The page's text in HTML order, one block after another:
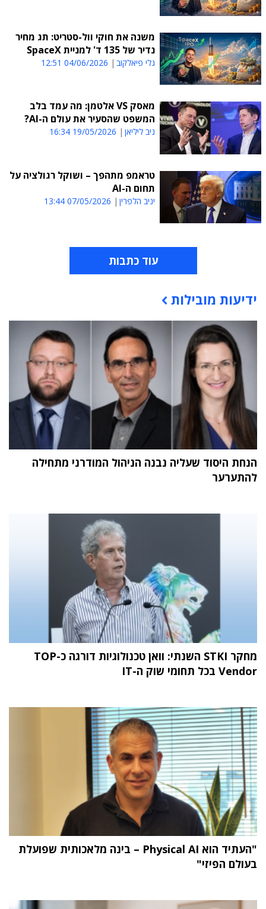
משנה את חוקי וול-סטריט: תג מחיר
נדיר של 135 ד' למניית SpaceX
גלי פיאלקוב 04/06/2026 12:51
מאסק VS אלטמן: מה עמד בלב
המשפט שהסעיר את עולם ה-AI?
ניב ליליאן 19/05/2026 16:34
טראמפ מתהפך – ושוקל רגולציה על
תחום ה-AI
יניב הלפרין 07/05/2026 13:44
עוד כתבות
תוכן פרסומי
ידיעות מובילות
הנחת היסוד שעליה נבנה הניהול המודרני מתחילה
להתערער
מחקר STKI השנתי: וואן טכנולוגיות דורגה כ-TOP
Vendor בכל תחומי שוק ה-IT
"העתיד הוא Physical AI – בינה מלאכותית שפועלת
בעולם הפיזי"